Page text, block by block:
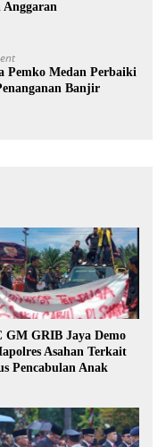
Anggaran
Pemko Medan Perbaiki
Banjir
GM GRIB Jaya Demo
Asahan Terkait
Pencabulan Anak